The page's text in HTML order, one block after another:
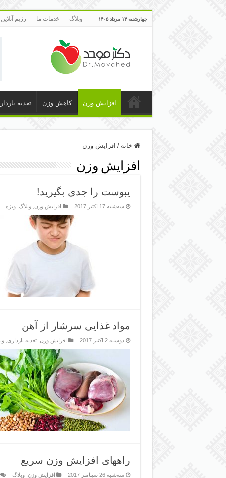
چهارشنبه ۱۴ مرداد ۱۴۰۵ وبلاگ خدمات ما رژیم آنلاین
افزایش وزن کاهش وزن تغذیه
خانه / افزایش وزن
افزایش وزن
یبوست را جدی بگیرید!
سه‌شنبه 17 اکتبر 2017 افزایش وزن ,وبلاگ ,ویژه
مواد غذایی سرشار از آهن
دوشنبه 2 اکتبر 2017 افزایش وزن ,تغذیه بارداری ,
راههای افزایش وزن سریع
سه‌شنبه 26 سپتامبر 2017 افزایش وزن ,وبلاگ